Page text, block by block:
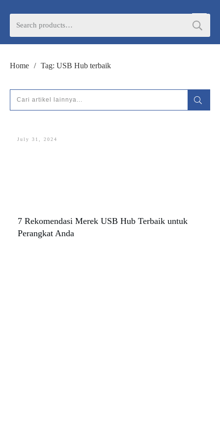
Home / Tag: USB Hub terbaik
July 31, 2024
7 Rekomendasi Merek USB Hub Terbaik untuk
Perangkat Anda
DORAN CORPORATE
Informasi lebih lanjut seputar
unit
HUBUNGI ADMIN